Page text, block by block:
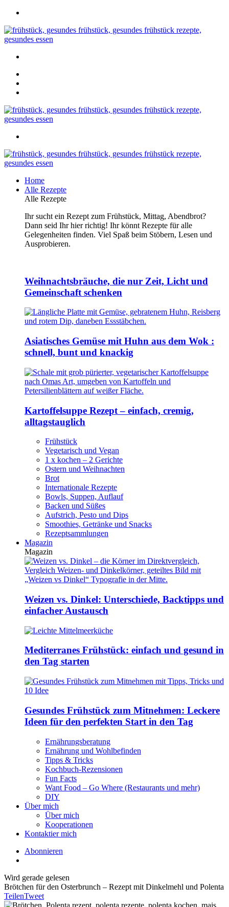
Home
Alle Rezepte
Alle Rezepte
Ihr sucht ein Rezept zum Frühstück, Mittag, Abendbrot?
Dann seid Ihr hier richtig! Ihr könnt Rezepte für alle
Gelegenheiten finden. Viel Spaß beim Stöbern, Lesen und
Ausprobieren.
Weihnachtsbräuche, die nur Zeit, Licht und
Gemeinschaft schenken
Asiatisches Gemüse mit Huhn aus dem Wok :
schnell, bunt und knackig
Kartoffelsuppe Rezept – einfach, cremig,
alltagstauglich
Frühstück
Vegetarisch und Vegan
1 x kochen – 2 Gerichte
Ostern und Weihnachten
Brot
Internationale Rezepte
Bowls, Suppen, Auflauf
Backen und Süßes
Aufstrich, Pesto und Dips
Smoothies, Getränke und Snacks
Rezeptsammlungen
Magazin
Magazin
Weizen vs. Dinkel: Unterschiede, Backtipps und
einfacher Austausch
Mediterranes Frühstück: einfach und gesund in
den Tag starten
Gesundes Frühstück zum Mitnehmen: Leckere
Ideen für den perfekten Start in den Tag
Ernährungsberatung
Ernährung und Wohlbefinden
Tipps & Tricks
Kochbuch-Rezensionen
Fun Facts
Want Food – Go Where (Restaurants und mehr)
DIY
Über mich
Über mich
Kooperationen
Kontaktier mich
Abonnieren
Wird gerade gelesen
Brötchen für den Osterbrunch – Rezept mit Dinkelmehl und Polenta
TeilenTweet